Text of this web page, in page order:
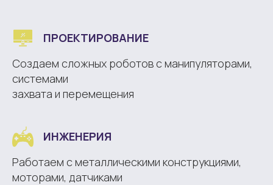
ПРОЕКТИРОВАНИЕ
Создаем сложных роботов с манипуляторами,
системами
захвата и перемещения
ИНЖЕНЕРИЯ
Работаем с металлическими конструкциями,
моторами, датчиками